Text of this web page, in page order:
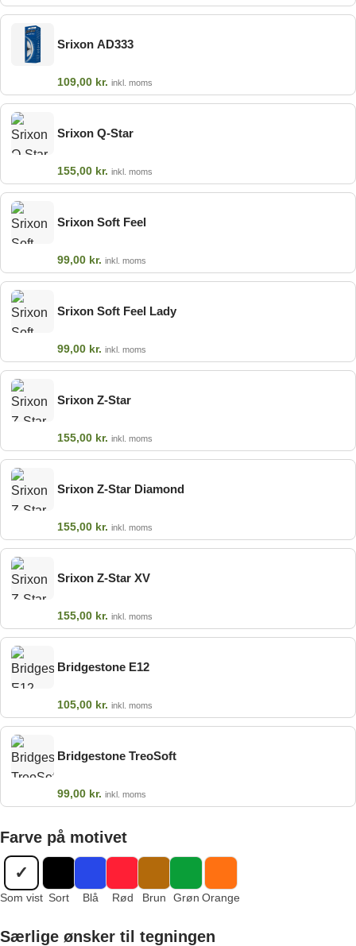
Srixon AD333
109,00 kr. inkl. moms
Srixon Q-Star
155,00 kr. inkl. moms
Srixon Soft Feel
99,00 kr. inkl. moms
Srixon Soft Feel Lady
99,00 kr. inkl. moms
Srixon Z-Star
155,00 kr. inkl. moms
Srixon Z-Star Diamond
155,00 kr. inkl. moms
Srixon Z-Star XV
155,00 kr. inkl. moms
Bridgestone E12
105,00 kr. inkl. moms
Bridgestone TreoSoft
99,00 kr. inkl. moms
Farve på motivet
✓
Som vist Sort Blå Rød Brun Grøn Orange
Særlige ønsker til tegningen